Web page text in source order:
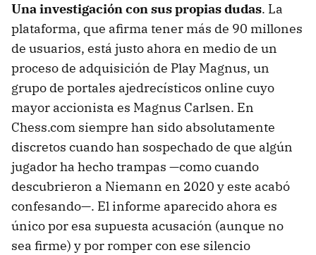
Una investigación con sus propias dudas. La
plataforma, que afirma tener más de 90 millones
de usuarios, está justo ahora en medio de un
proceso de adquisición de Play Magnus, un
grupo de portales ajedrecísticos online cuyo
mayor accionista es Magnus Carlsen. En
Chess.com siempre han sido absolutamente
discretos cuando han sospechado de que algún
jugador ha hecho trampas —como cuando
descubrieron a Niemann en 2020 y este acabó
confesando—. El informe aparecido ahora es
único por esa supuesta acusación (aunque no
sea firme) y por romper con ese silencio